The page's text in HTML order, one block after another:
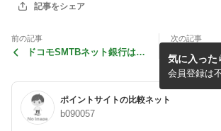
記事をシェア
前の記事
ドコモSMTBネット銀行はど
次の記事
メルカード
イントサイ
ポイントサイトの比較ネット
b090057
気に入った
会員登録は